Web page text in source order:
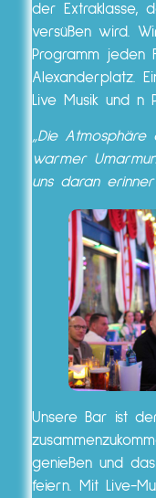
der Extraklasse,
versüßen wird.
Programm jeden
Alexanderplatz.
Live Musik und n
„Die
warmer
uns daran
Unsere Bar ist
genießen und
feiern. Mit Live-